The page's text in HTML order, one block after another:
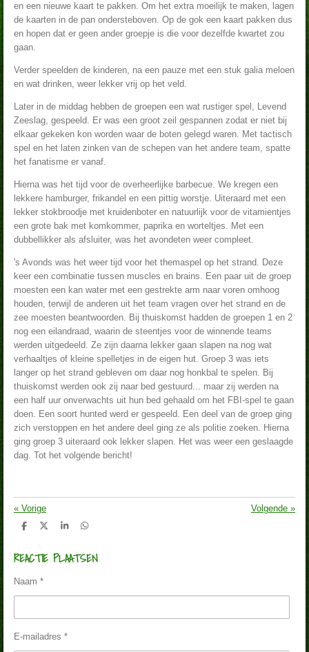
en een nieuwe kaart te pakken. Om het extra moeilijk te maken, lagen
de kaarten in de pan ondersteboven. Op de gok een kaart pakken dus
en hopen dat er geen ander groepje is die voor dezelfde kwartet zou
gaan.
Verder speelden de kinderen, na een pauze met een stuk galia meloen
en wat drinken, weer lekker vrij op het veld.
Later in de middag hebben de groepen een wat rustiger spel, Levend
Zeeslag, gespeeld. Er was een groot zeil gespannen zodat er niet bij
elkaar gekeken kon worden waar de boten gelegd waren. Met tactisch
spel en het laten zinken van de schepen van het andere team, spatte
het fanatisme er vanaf.
Hierna was het tijd voor de overheerlijke barbecue. We kregen een
lekkere hamburger, frikandel en een pittig worstje. Uiteraard met een
lekker stokbroodje met kruidenboter en natuurlijk voor de vitamientjes
een grote bak met komkommer, paprika en worteltjes. Met een
dubbellikker als afsluiter, was het avondeten weer compleet.
's Avonds was het weer tijd voor het themaspel op het strand. Deze
keer een combinatie tussen muscles en brains. Een paar uit de groep
moesten een kan water met een gestrekte arm naar voren omhoog
houden, terwijl de anderen uit het team vragen over het strand en de
zee moesten beantwoorden. Bij thuiskomst hadden de groepen 1 en 2
nog een eilandraad, waarin de steentjes voor de winnende teams
werden uitgedeeld. Ze zijn daarna lekker gaan slapen na nog wat
verhaaltjes of kleine spelletjes in de eigen hut. Groep 3 was iets
langer op het strand gebleven om daar nog honkbal te spelen. Bij
thuiskomst werden ook zij naar bed gestuurd... maar zij werden na
een half uur onverwachts uit hun bed gehaald om het FBI-spel te gaan
doen. Een soort hunted werd er gespeeld. Een deel van de groep ging
zich verstoppen en het andere deel ging ze als politie zoeken. Hierna
ging groep 3 uiteraard ook lekker slapen. Het was weer een geslaagde
dag. Tot het volgende bericht!
« Vorige Volgende »
D
e
n
D
l
S
r
e
D
e
n
REACTIE PLAATSEN
Naam *
E-mailadres *